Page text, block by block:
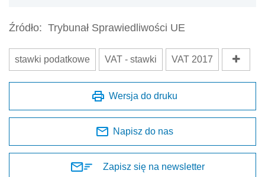
Źródło: Trybunał Sprawiedliwości UE
stawki podatkowe VAT - stawki VAT 2017
Wersja do druku
Napisz do nas
Zapisz się na newsletter